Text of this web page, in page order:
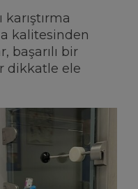
karıştırma
kalitesinden
başarılı bir
dikkatle ele
karıştırılması için özel
prosedürler.